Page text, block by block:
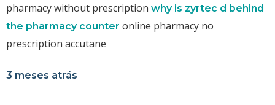
pharmacy without prescription why is zyrtec d behind
the pharmacy counter online pharmacy no
prescription accutane
3 meses atrás